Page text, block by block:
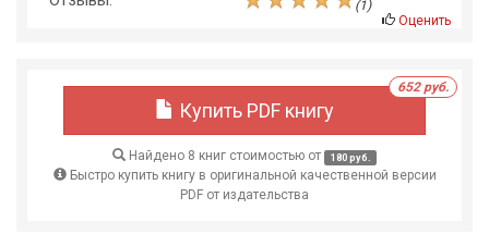
(1)
Оценить
Купить PDF книгу
652 руб.
Найдено 8 книг стоимостью от 180 руб.
Быстро купить книгу в оригинальной качественной версии
PDF от издательства